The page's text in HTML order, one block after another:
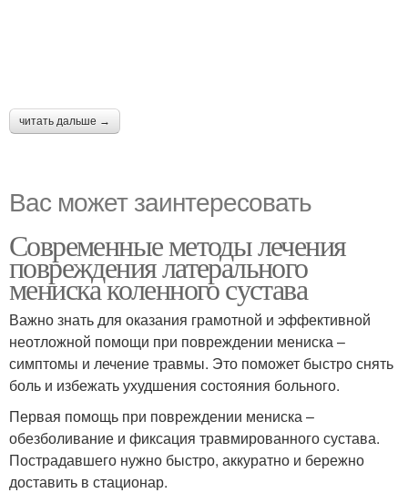
читать дальше →
Вас может заинтересовать
Современные методы лечения
повреждения латерального
мениска коленного сустава
Важно знать для оказания грамотной и эффективной
неотложной помощи при повреждении мениска –
симптомы и лечение травмы. Это поможет быстро снять
боль и избежать ухудшения состояния больного.
Первая помощь при повреждении мениска –
обезболивание и фиксация травмированного сустава.
Пострадавшего нужно быстро, аккуратно и бережно
доставить в стационар.